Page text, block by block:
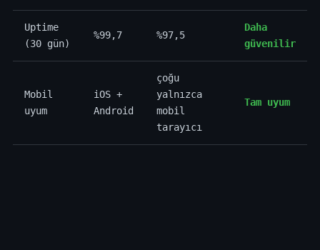
Uptime
(30 gün)
%99,7 %97,5
Daha
güvenilir
Mobil
uyum
iOS +
Android
çoğu
yalnızca
mobil
tarayıcı
Tam uyum